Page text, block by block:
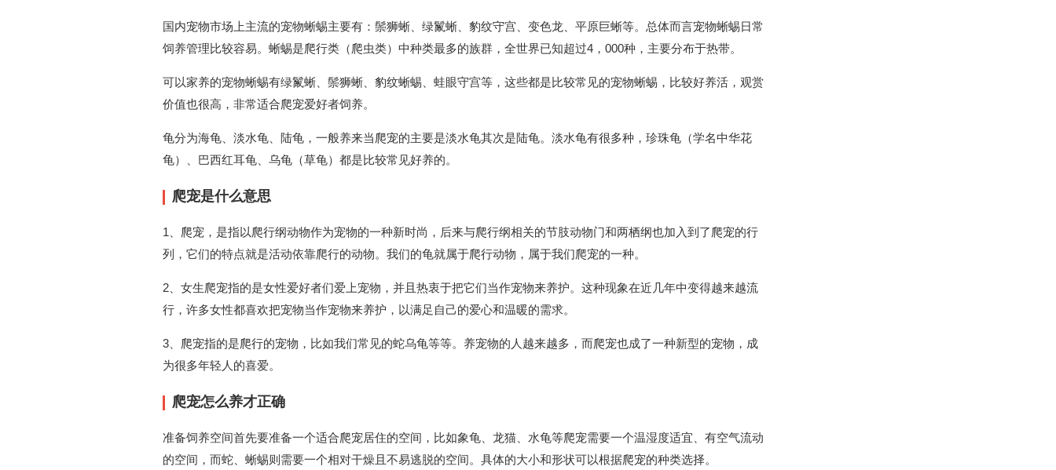
国内宠物市场上主流的宠物蜥蜴主要有：鬃狮蜥、绿鬣蜥、豹纹守宫、变色龙、平原巨蜥等。总体而言宠物蜥蜴日常
饲养管理比较容易。蜥蜴是爬行类（爬虫类）中种类最多的族群，全世界已知超过4，000种，主要分布于热带。
可以家养的宠物蜥蜴有绿鬣蜥、鬃狮蜥、豹纹蜥蜴、蛙眼守宫等，这些都是比较常见的宠物蜥蜴，比较好养活，观赏
价值也很高，非常适合爬宠爱好者饲养。
龟分为海龟、淡水龟、陆龟，一般养来当爬宠的主要是淡水龟其次是陆龟。淡水龟有很多种，珍珠龟（学名中华花
龟）、巴西红耳龟、乌龟（草龟）都是比较常见好养的。
爬宠是什么意思
1、爬宠，是指以爬行纲动物作为宠物的一种新时尚，后来与爬行纲相关的节肢动物门和两栖纲也加入到了爬宠的行
列，它们的特点就是活动依靠爬行的动物。我们的龟就属于爬行动物，属于我们爬宠的一种。
2、女生爬宠指的是女性爱好者们爱上宠物，并且热衷于把它们当作宠物来养护。这种现象在近几年中变得越来越流
行，许多女性都喜欢把宠物当作宠物来养护，以满足自己的爱心和温暖的需求。
3、爬宠指的是爬行的宠物，比如我们常见的蛇乌龟等等。养宠物的人越来越多，而爬宠也成了一种新型的宠物，成
为很多年轻人的喜爱。
爬宠怎么养才正确
准备饲养空间首先要准备一个适合爬宠居住的空间，比如象龟、龙猫、水龟等爬宠需要一个温湿度适宜、有空气流动
的空间，而蛇、蜥蜴则需要一个相对干燥且不易逃脱的空间。具体的大小和形状可以根据爬宠的种类选择。